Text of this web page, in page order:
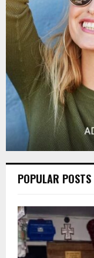
:
POPULAR POSTS